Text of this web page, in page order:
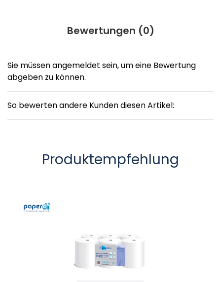
Bewertungen (0)
Sie müssen angemeldet sein, um eine Bewertung
abgeben zu können.
So bewerten andere Kunden diesen Artikel:
Produktempfehlung